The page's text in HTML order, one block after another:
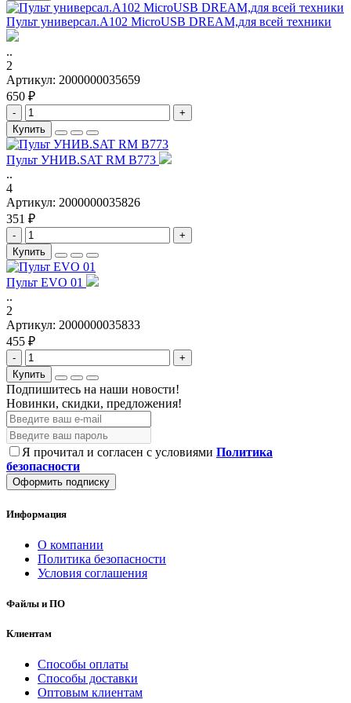
Пульт универсал.A102 MicroUSB DREAM,для всей техники
..
2
Артикул: 2000000035659
650 ₽
-
+
Купить
Пульт УНИВ.SAT RM B773
..
4
Артикул: 2000000035826
351 ₽
-
+
Купить
Пульт EVO 01
..
2
Артикул: 2000000035833
455 ₽
-
+
Купить
Подпишитесь на наши новости!
Новинки, скидки, предложения!
Я прочитал и согласен с условиями Политика
безопасности
Оформить подписку
Информация
О компании
Политика безопасности
Условия соглашения
Файлы и ПО
Клиентам
Способы оплаты
Способы доставки
Оптовым клиентам